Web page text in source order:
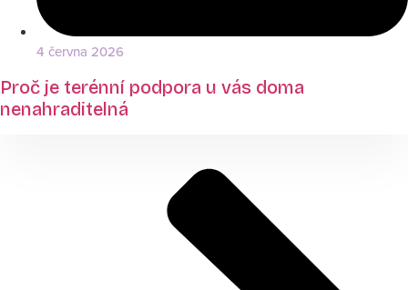
4 června 2026
Proč je terénní podpora u vás doma
nenahraditelná